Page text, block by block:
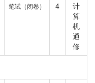
笔试（闭卷） 4
计
算
机
通
修